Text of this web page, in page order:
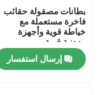
منزل
منتجات
أشرطة فيديو
بطانات مصقولة حقائب
فاخرة مستعملة مع
خياطة قوية وأجهزة
معدنية قوية
إرسال استفسار